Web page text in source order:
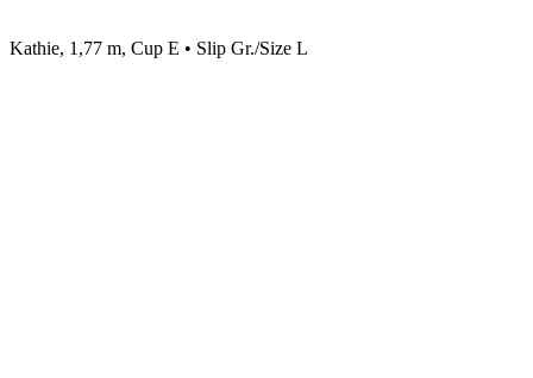
Kathie, 1,77 m, Cup E • Slip Gr./Size L